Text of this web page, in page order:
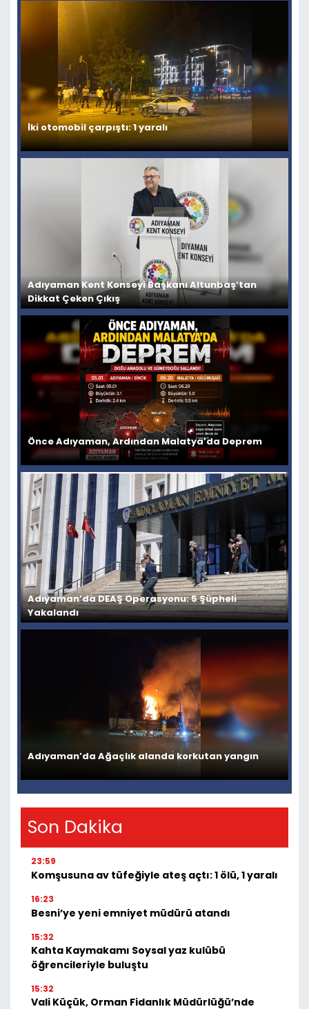
İki otomobil çarpıştı: 1 yaralı
Adıyaman Kent Konseyi Başkanı Altunbaş’tan
Dikkat Çeken Çıkış
Önce Adıyaman, Ardından Malatya’da Deprem
Adıyaman’da DEAŞ Operasyonu: 5 Şüpheli
Yakalandı
Adıyaman’da Ağaçlık alanda korkutan yangın
Son Dakika
23:59
Komşusuna av tüfeğiyle ateş açtı: 1 ölü, 1 yaralı
16:23
Besni’ye yeni emniyet müdürü atandı
15:32
Kahta Kaymakamı Soysal yaz kulübü
öğrencileriyle buluştu
15:32
Vali Küçük, Orman Fidanlık Müdürlüğü’nde